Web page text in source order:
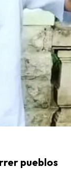
pueblos